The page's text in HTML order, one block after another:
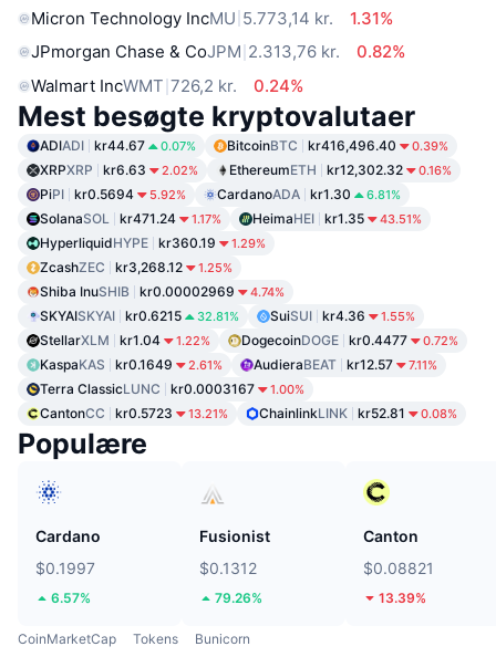
Micron Technology IncMU 5.773,14 kr.
1.31%
JPmorgan Chase & CoJPM 2.313,76 kr.
0.82%
Walmart IncWMT 726,2 kr. 0.24%
Mest besøgte kryptovalutaer
ADIADI kr44.67 0.07% BitcoinBTC kr416,496.40 0.39%
XRPXRP kr6.63 2.02% EthereumETH kr12,302.32 0.16%
PiPI kr0.5694 5.92% CardanoADA kr1.30 6.81%
SolanaSOL kr471.24 1.17% HeimaHEI kr1.35 43.51%
HyperliquidHYPE kr360.19 1.29%
ZcashZEC kr3,268.12 1.25%
Shiba InuSHIB kr0.00002969 4.74%
SKYAISKYAI kr0.6215 32.81% SuiSUI kr4.36 1.55%
StellarXLM kr1.04 1.22% DogecoinDOGE kr0.4477 0.72%
KaspaKAS kr0.1649 2.61% AudieraBEAT kr12.57 7.11%
Terra ClassicLUNC kr0.0003167 1.00%
CantonCC kr0.5723 13.21% ChainlinkLINK kr52.81 0.08%
Populære
Cardano
$0.1997
6.57%
Fusionist
$0.1312
79.26%
Canton
$0.08821
13.39%
CoinMarketCap Tokens Bunicorn